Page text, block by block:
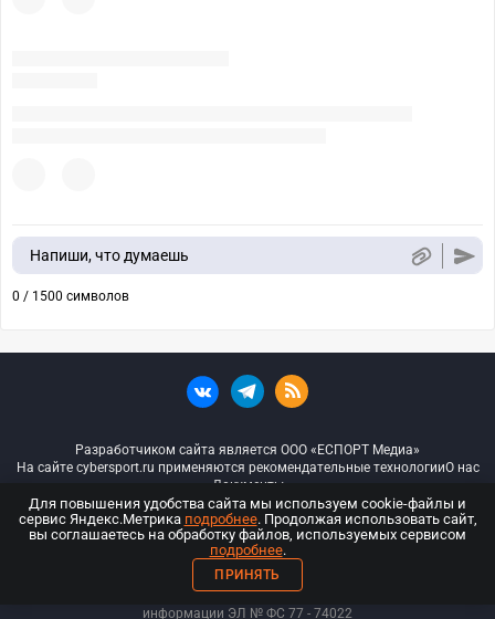
Напиши, что думаешь
0 / 1500 символов
Разработчиком сайта является ООО «ЕСПОРТ Медиа»
На сайте cybersport.ru применяются рекомендательные технологииО нас
Документы
© ООО «Киберспорт.ру» — Все права защищены
18+
ООО «Киберспорт.ру». Свидетельство о регистрации средств массовой
информации ЭЛ № ФС 77 - 74022
Для повышения удобства сайта мы используем cookie-файлы и
сервис Яндекс.Метрика подробнее. Продолжая использовать сайт,
вы соглашаетесь на обработку файлов, используемых сервисом
подробнее.
ПРИНЯТЬ